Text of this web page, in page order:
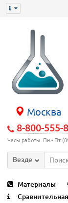
Москва
8-800-555-
Часы работы: Пн - Пт
Везде
Материалы